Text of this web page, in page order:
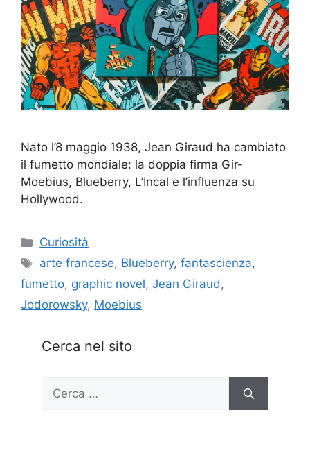
Nato l’8 maggio 1938, Jean Giraud ha cambiato
il fumetto mondiale: la doppia firma Gir-
Moebius, Blueberry, L’Incal e l’influenza su
Hollywood.
Categorie
Curiosità
Tag
arte francese, Blueberry,fantascienza,
fumetto, graphic novel, Jean Giraud,
Jodorowsky, Moebius
Cerca nel sito
Ricerca